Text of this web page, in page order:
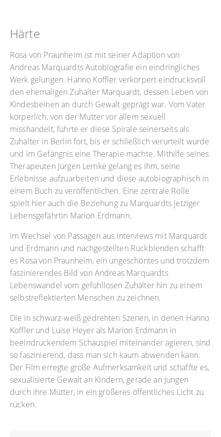
Härte
Rosa von Praunheim ist mit seiner Adaption von
Andreas Marquardts Autobiografie ein eindringliches
Werk gelungen. Hanno Koffler verkörpert eindrucksvoll
den ehemaligen Zuhälter Marquardt, dessen Leben von
Kindesbeinen an durch Gewalt geprägt war. Vom Vater
körperlich, von der Mutter vor allem sexuell
misshandelt, führte er diese Spirale seinerseits als
Zuhälter in Berlin fort, bis er schließlich verurteilt wurde
und im Gefängnis eine Therapie machte. Mithilfe seines
Therapeuten Jürgen Lemke gelang es ihm, seine
Erlebnisse aufzuarbeiten und diese autobiographisch in
einem Buch zu veröffentlichen. Eine zentrale Rolle
spielt hier auch die Beziehung zu Marquardts jetziger
Lebensgefährtin Marion Erdmann.
Im Wechsel von Passagen aus Interviews mit Marquardt
und Erdmann und nachgestellten Rückblenden schafft
es Rosa von Praunheim, ein ungeschöntes und trotzdem
faszinierendes Bild von Andreas Marquardts
Lebenswandel vom gefühllosen Zuhälter hin zu einem
selbstreflektierten Menschen zu zeichnen.
Die in schwarz-weiß gedrehten Szenen, in denen Hanno
Koffler und Luise Heyer als Marion Erdmann in
beeindruckendem Schauspiel miteinander agieren, sind
so faszinierend, dass man sich kaum abwenden kann.
Der Film erregte große Aufmerksamkeit und schaffte es,
sexualisierte Gewalt an Kindern, gerade an Jungen
durch ihre Mütter, in ein größeres öffentliches Licht zu
rücken.